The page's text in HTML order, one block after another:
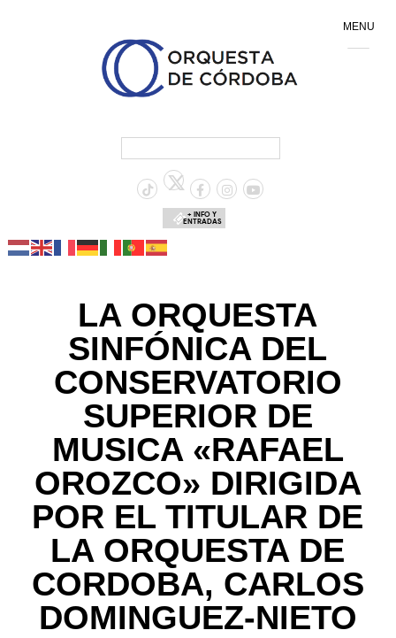
+ INFO Y
ENTRADAS
LA ORQUESTA
SINFÓNICA DEL
CONSERVATORIO
SUPERIOR DE
MUSICA «RAFAEL
OROZCO» DIRIGIDA
POR EL TITULAR DE
LA ORQUESTA DE
CORDOBA, CARLOS
DOMINGUEZ-NIETO
MENU